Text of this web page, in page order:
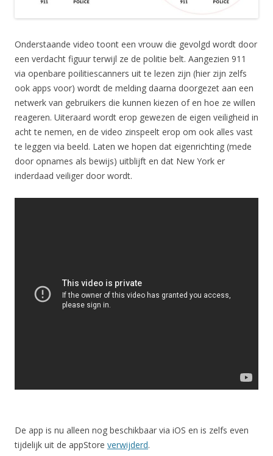
Onderstaande video toont een vrouw die gevolgd wordt door
een verdacht figuur terwijl ze de politie belt. Aangezien 911
via openbare poilitiescanners uit te lezen zijn (hier zijn zelfs
ook apps voor) wordt de melding daarna doorgezet aan een
netwerk van gebruikers die kunnen kiezen of en hoe ze willen
reageren. Uiteraard wordt erop gewezen de eigen veiligheid in
acht te nemen, en de video zinspeelt erop om ook alles vast
te leggen via beeld. Laten we hopen dat eigenrichting (mede
door opnames als bewijs) uitblijft en dat New York er
inderdaad veiliger door wordt.
De app is nu alleen nog beschikbaar via iOS en is zelfs even
tijdelijk uit de appStore verwijderd.